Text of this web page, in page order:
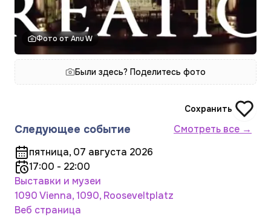
Фото от Anu W
Были здесь? Поделитесь фото
Сохранить
Следующее событие
Смотреть все →
пятница, 07 августа 2026
17:00 - 22:00
Выставки и музеи
1090 Vienna, 1090, Rooseveltplatz
Веб страница